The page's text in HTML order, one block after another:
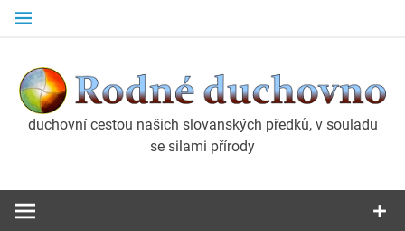
Přeskočit
Rodné
duchovno
duchovní cestou našich slovanských předků, v souladu
se silami přírody